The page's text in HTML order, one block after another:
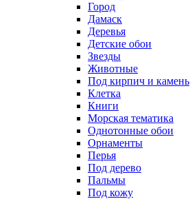
Город
Дамаск
Деревья
Детские обои
Звезды
Животные
Под кирпич и камень
Клетка
Книги
Морская тематика
Однотонные обои
Орнаменты
Перья
Под дерево
Пальмы
Под кожу